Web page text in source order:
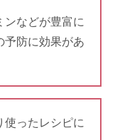
ンなどが豊富に
予防に効果があ
使ったレシピに